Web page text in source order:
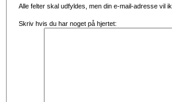
Alle felter skal udfyldes, men din e-mail-adresse vil
Skriv hvis du har noget på hjertet: